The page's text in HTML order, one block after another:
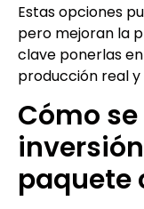
Estas opciones
pero mejoran la
clave ponerlas
producción real
Cómo
paquete